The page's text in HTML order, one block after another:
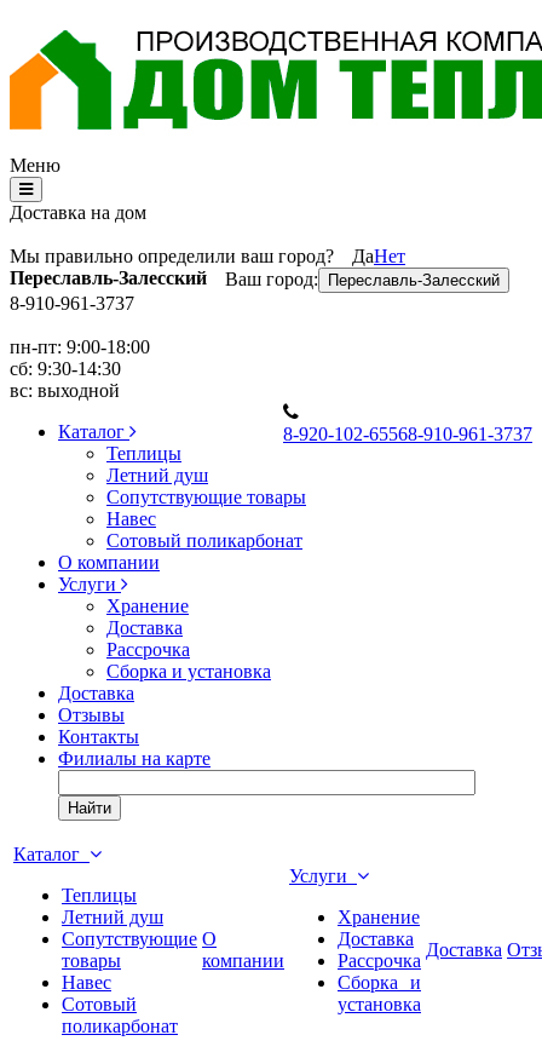
Меню
Доставка на дом
Мы правильно определили ваш город?
Переславль-Залесский
ДаНет
Ваш город:
Переславль-Залесский
8-910-961-3737
пн-пт: 9:00-18:00
сб: 9:30-14:30
вс: выходной
8-920-102-65568-910-961-3737
Каталог
Теплицы
Летний душ
Сопутствующие товары
Навес
Сотовый поликарбонат
О компании
Услуги
Хранение
Доставка
Рассрочка
Сборка и установка
Доставка
Отзывы
Контакты
Филиалы на карте
Найти
Каталог
Теплицы
Летний душ
Сопутствующие
товары
Навес
Сотовый
поликарбонат
О
компании
Услуги
Хранение
Доставка
Рассрочка
Сборка и
установка
Доставка